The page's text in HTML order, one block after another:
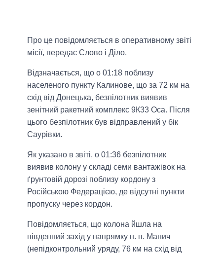
Про це повідомляється в оперативному звіті
місії, передає Слово і Діло.
Відзначається, що о 01:18 поблизу
населеного пункту Калинове, що за 72 км на
схід від Донецька, безпілотник виявив
зенітний ракетний комплекс 9К33 Оса. Після
цього безпілотник був відправлений у бік
Саурівки.
Як указано в звіті, о 01:36 безпілотник
виявив колону у складі семи вантажівок на
ґрунтовій дорозі поблизу кордону з
Російською Федерацією, де відсутні пункти
пропуску через кордон.
Повідомляється, що колона йшла на
південний захід у напрямку н. п. Манич
(непідконтрольний уряду, 76 км на схід від